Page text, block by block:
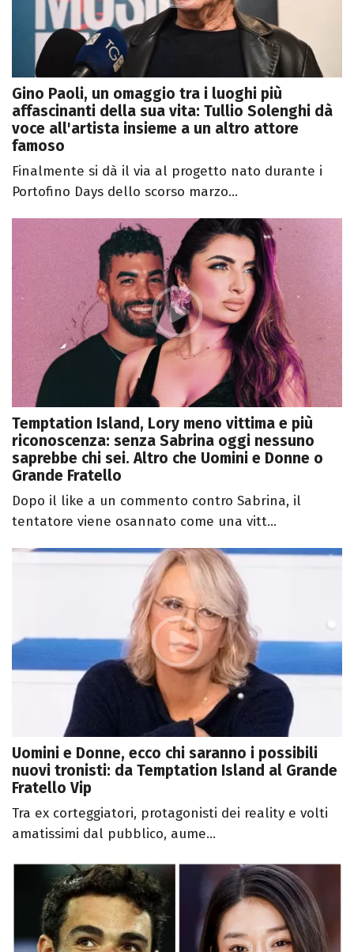
Gino Paoli, un omaggio tra i luoghi più
affascinanti della sua vita: Tullio Solenghi dà
voce all'artista insieme a un altro attore
famoso
Finalmente si dà il via al progetto nato durante i
Portofino Days dello scorso marzo...
Temptation Island, Lory meno vittima e più
riconoscenza: senza Sabrina oggi nessuno
saprebbe chi sei. Altro che Uomini e Donne o
Grande Fratello
Dopo il like a un commento contro Sabrina, il
tentatore viene osannato come una vitt...
Uomini e Donne, ecco chi saranno i possibili
nuovi tronisti: da Temptation Island al Grande
Fratello Vip
Tra ex corteggiatori, protagonisti dei reality e volti
amatissimi dal pubblico, aume...